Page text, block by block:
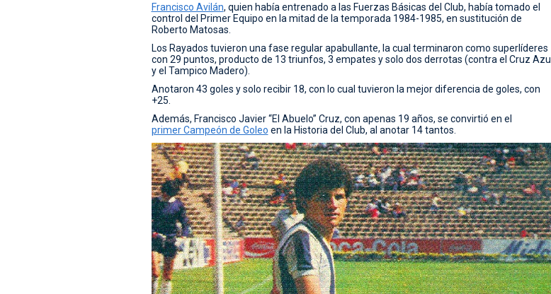
Francisco Avilán, quien había entrenado a las Fuerzas Básicas del Club, había tomado el
control del Primer Equipo en la mitad de la temporada 1984-1985, en sustitución de
Roberto Matosas.
Los Rayados tuvieron una fase regular apabullante, la cual terminaron como superlíderes
con 29 puntos, producto de 13 triunfos, 3 empates y solo dos derrotas (contra el Cruz Azul
y el Tampico Madero).
Anotaron 43 goles y solo recibir 18, con lo cual tuvieron la mejor diferencia de goles, con
+25.
Además, Francisco Javier “El Abuelo” Cruz, con apenas 19 años, se convirtió en el
primer Campeón de Goleo en la Historia del Club, al anotar 14 tantos.